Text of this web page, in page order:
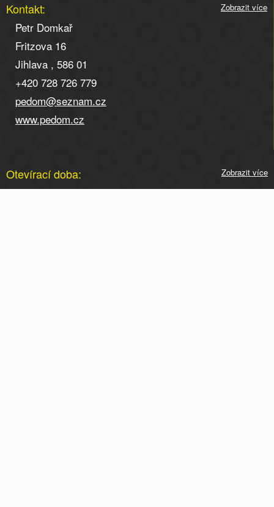
Kontakt: Zobrazit více
Petr Domkař
Fritzova 16
Jihlava , 586 01
+420 728 726 779
pedom@seznam.cz
www.pedom.cz
Otevírací doba: Zobrazit více